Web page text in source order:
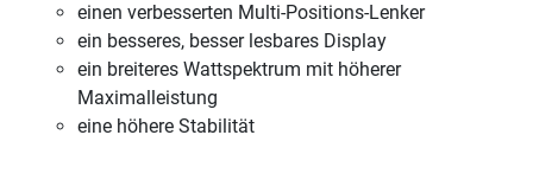
einen verbesserten Multi-Positions-Lenker
ein besseres, besser lesbares Display
ein breiteres Wattspektrum mit höherer
Maximalleistung
eine höhere Stabilität